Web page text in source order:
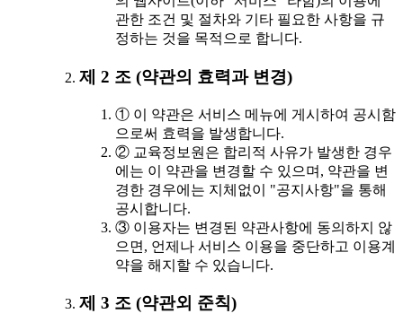
관한 조건 및 절차와 기타 필요한 사항을 규
정하는 것을 목적으로 합니다.
제 2 조 (약관의 효력과 변경)
① 이 약관은 서비스 메뉴에 게시하여 공시함
으로써 효력을 발생합니다.
② 교육정보원은 합리적 사유가 발생한 경우
에는 이 약관을 변경할 수 있으며, 약관을 변
경한 경우에는 지체없이 "공지사항"을 통해
공시합니다.
③ 이용자는 변경된 약관사항에 동의하지 않
으면, 언제나 서비스 이용을 중단하고 이용계
약을 해지할 수 있습니다.
제 3 조 (약관외 준칙)